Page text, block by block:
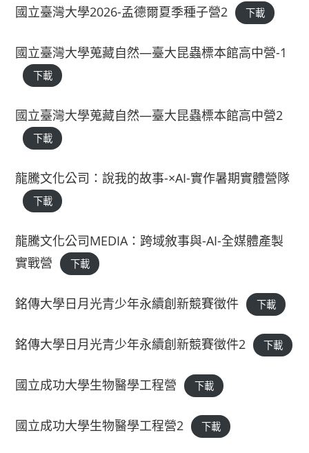
國立臺灣大學2026-孟德爾夏季種子營2 下載
國立臺灣大學蒐藏自然—臺大昆蟲標本館高中營-1
下載
國立臺灣大學蒐藏自然—臺大昆蟲標本館高中營2
下載
龍騰文化公司：說我的故事-×AI-實作暑期實體營隊
下載
龍騰文化公司MEDIA：跨域敘事與-AI-全媒體產製
實戰營
下載
銘傳大學日月光青少年永續創新競賽徵件 下載
銘傳大學日月光青少年永續創新競賽徵件2 下載
國立成功大學生物醫學工程營 下載
國立成功大學生物醫學工程營2 下載